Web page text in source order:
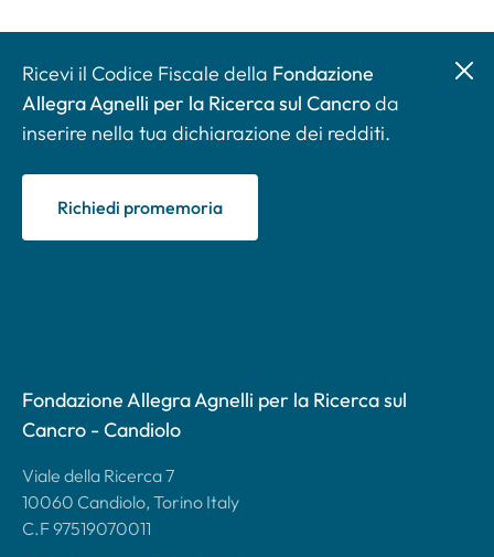
Ricevi il Codice Fiscale della Fondazione
Allegra Agnelli per la Ricerca sul Cancroda
inserire nella tua dichiarazione dei redditi.
Richiedi promemoria
Fondazione Allegra Agnelli per la Ricerca sul
Cancro - Candiolo
Viale della Ricerca 7
10060 Candiolo, Torino Italy
C.F 97519070011